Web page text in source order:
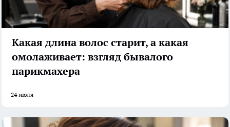
Какая длина волос старит, а какая
омолаживает: взгляд бывалого
парикмахера
24 июля